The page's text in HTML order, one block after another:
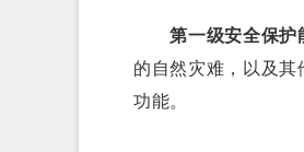
第一级安全保护
的自然灾难，以及
功能。